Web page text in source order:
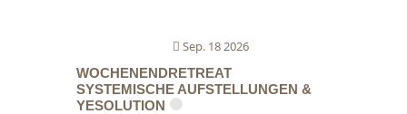
Sep. 18 2026
WOCHENENDRETREAT
SYSTEMISCHE AUFSTELLUNGEN &
YESOLUTION